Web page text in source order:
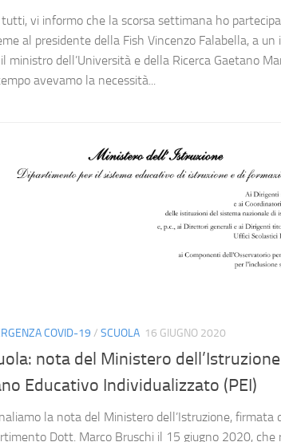
tutti, vi informo che la scorsa settimana ho
al presidente della Fish Vincenzo Falabella, a un
ministro dell’Università e della Ricerca Gaetano
avevamo la necessità...
COVID-19 / SCUOLA 16 GIUGNO 2020
nota del Ministero
Educativo Individualizzato (PEI)
la nota del Ministero dell’Istruzione, firmata
Dott. Marco Bruschi il 15 giugno 2020, che